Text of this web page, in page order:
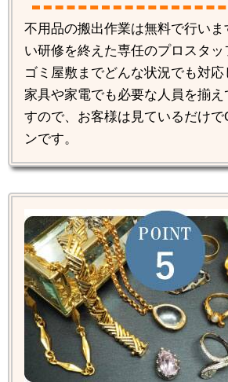
不用品の搬出作業は無料で行いま
い研修を終えた専任のプロスタッ
ゴミ屋敷までどんな状況でも対
家具や家電でも必要な人員を揃え
すので、お客様は見ているだけで
ンです。